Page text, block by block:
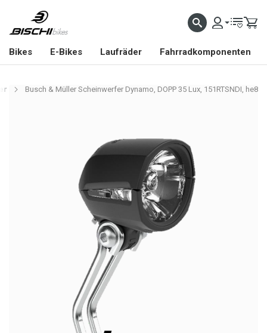
Bikes E-Bikes Laufräder Fahrradkomponenten
Busch & Müller Scheinwerfer Dynamo, DOPP 35 Lux, 151RTSNDI, he8